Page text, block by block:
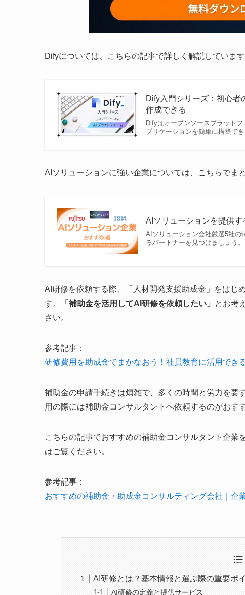
Difyについては、こちらの記事で詳しく解説しています
Dify入門シリーズ：初心者
作成できる
Difyはオープンソースプラット
プリケーションを簡単に構築で
AIソリューションに強い企業については、こちらでま
AIソリューションを提供
AIソリューション会社厳選5社の
るパートナーを見つけましょう。
AI研修を依頼する際、「人材開発支援助成金」をはじ
す。
「補助金を活用してAI研修を依頼したい」
とお考
さい。
参考記事：
研修費用を助成金でまかなおう！社員教育に活用でき
補助金の申請手続きは煩雑で、多くの時間と労力を要
用の際には補助金コンサルタントへ依頼するのがおすす
こちらの記事でおすすめの補助金コンサルタント企
はご覧ください。
参考記事：
おすすめの補助金・助成金コンサルティング会社｜企
AI研修とは？基本情報と選ぶ際の重要ポ
AI研修の定義と提供サービス